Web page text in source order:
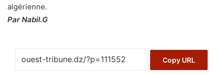
algérienne.
Par Nabil.G
Copy URL